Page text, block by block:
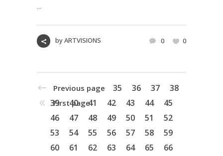
...
byARTVISIONS 0 0
First page
Previous page 35 36 37
38
39
40 41 42 43 44
45
46
47 48 49 50 51
52
53
54 55 56 57 58
59
60
61 62 63 64 65
66